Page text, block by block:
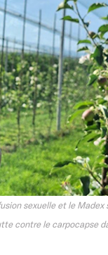
sexuelle et le Madex
contre le carpocapse